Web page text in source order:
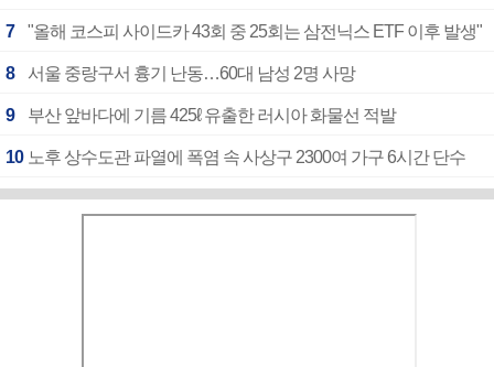
7 "올해 코스피 사이드카 43회 중 25회는 삼전닉스 ETF 이후 발생"
8 서울 중랑구서 흉기 난동…60대 남성 2명 사망
9 부산 앞바다에 기름 425ℓ 유출한 러시아 화물선 적발
10 노후 상수도관 파열에 폭염 속 사상구 2300여 가구 6시간 단수